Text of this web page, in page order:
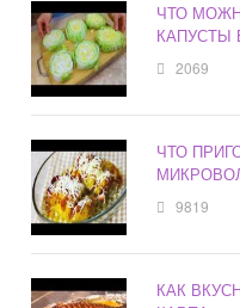
ЧТО
КАПУСТЫ
2069
ЧТО
9819
КАК